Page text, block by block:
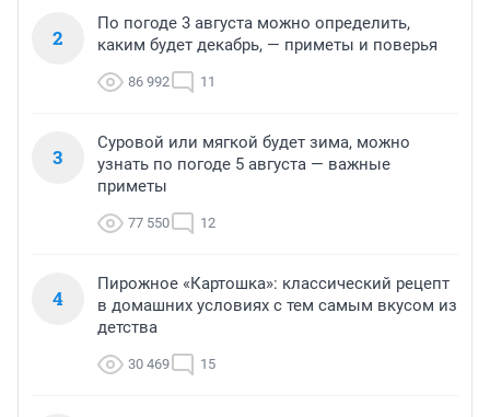
2
По погоде 3 августа можно определить,
каким будет декабрь, — приметы и поверья
86 992 11
3
Суровой или мягкой будет зима, можно
узнать по погоде 5 августа — важные
приметы
77 550 12
4
Пирожное «Картошка»: классический рецепт
в домашних условиях с тем самым вкусом из
детства
30 469 15